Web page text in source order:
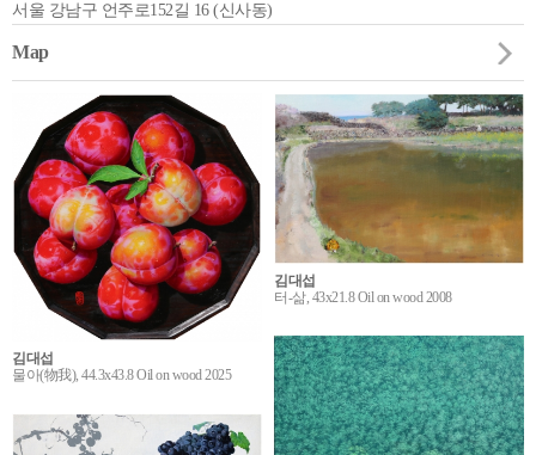
서울 강남구 언주로152길 16 (신사동)
Map
김대섭
물아(物我), 44.3x43.8 Oil on wood 2025
김대섭
터-삶, 43x21.8 Oil on wood 2008